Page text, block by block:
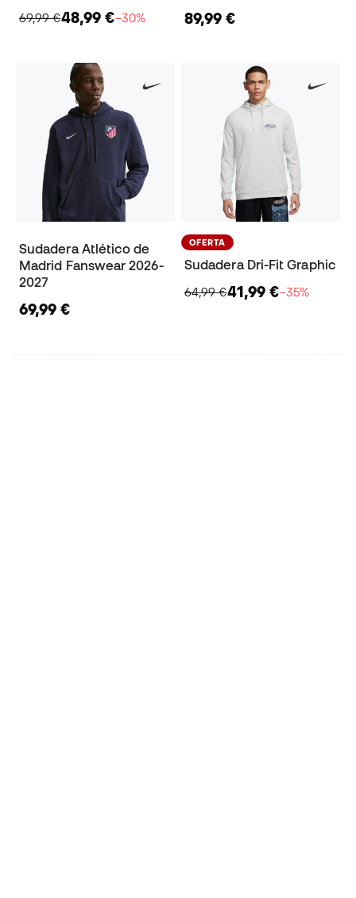
69,99 €48,99 €−30% 89,99 €
Sudadera Atlético de
Madrid Fanswear 2026-
2027
69,99 €
OFERTA
Sudadera Dri-Fit Graphic
64,99 €41,99 €−35%